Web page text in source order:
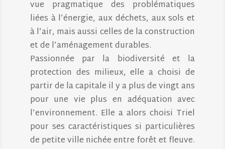
vue pragmatique des problématiques
liées à l’énergie, aux déchets, aux sols et
à l’air, mais aussi celles de la construction
et de l’aménagement durables.
Passionnée par la biodiversité et la
protection des milieux, elle a choisi de
partir de la capitale il y a plus de vingt ans
pour une vie plus en adéquation avec
l’environnement. Elle a alors choisi Triel
pour ses caractéristiques si particulières
de petite ville nichée entre forêt et fleuve.